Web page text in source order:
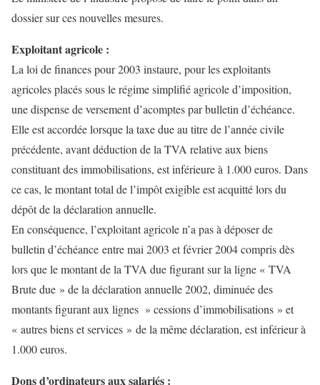
dossier sur ces nouvelles mesures.
Exploitant agricole :
La loi de finances pour 2003 instaure, pour les exploitants
agricoles placés sous le régime simplifié agricole d’imposition,
une dispense de versement d’acomptes par bulletin d’échéance.
Elle est accordée lorsque la taxe due au titre de l’année civile
précédente, avant déduction de la TVA relative aux biens
constituant des immobilisations, est inférieure à 1.000 euros. Dans
ce cas, le montant total de l’impôt exigible est acquitté lors du
dépôt de la déclaration annuelle.
En conséquence, l’exploitant agricole n’a pas à déposer de
bulletin d’échéance entre mai 2003 et février 2004 compris dès
lors que le montant de la TVA due figurant sur la ligne « TVA
Brute due » de la déclaration annuelle 2002, diminuée des
montants figurant aux lignes » cessions d’immobilisations » et
« autres biens et services » de la même déclaration, est inférieur à
1.000 euros.
Dons d’ordinateurs aux salariés :